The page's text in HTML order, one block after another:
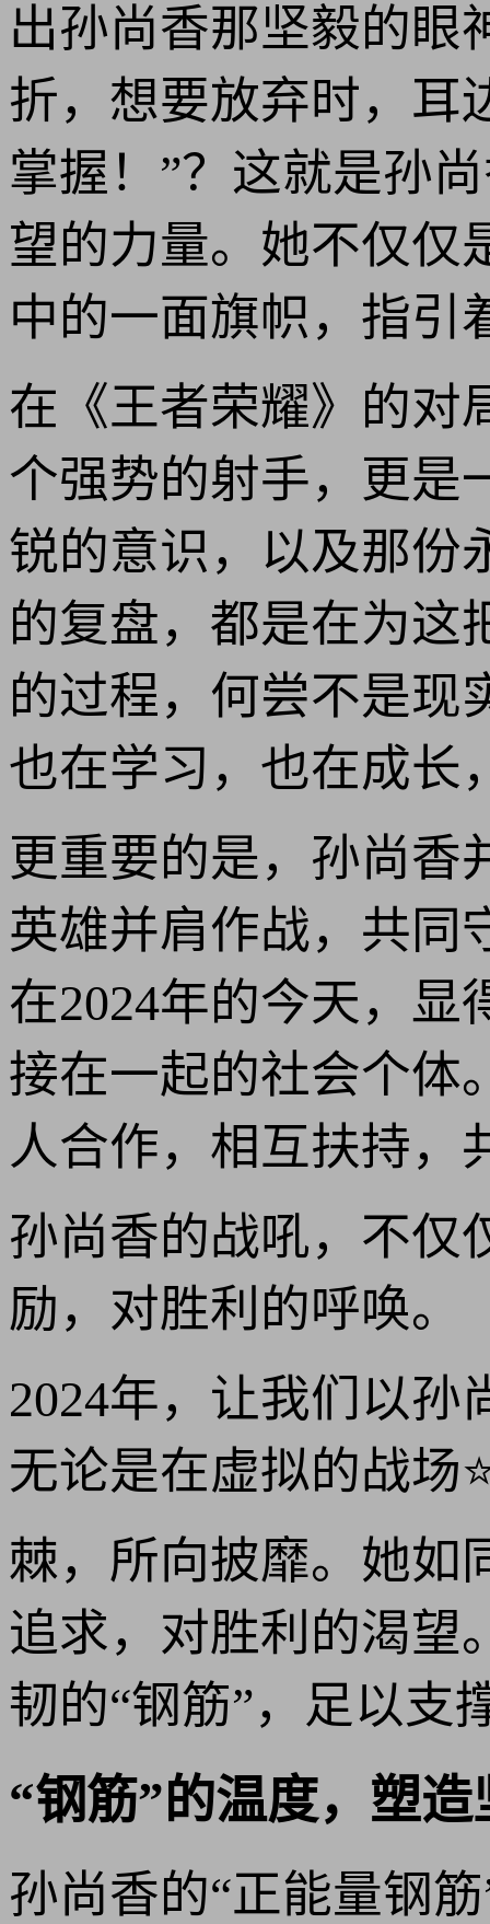
出孙尚香那坚毅的眼
折，想要放弃时，耳
掌握！”？这就是孙
望的力量。她不仅仅
中的一面旗帜，指引
在《王者荣耀》的对
个强势的射手，更是
锐的意识，以及那份
的复盘，都是在为这
的过程，何尝不是现
也在学习，也在成长
更重要的是，孙尚香
英雄并肩作战，共同
在2024年的今天，
接在一起的社会个体
人合作，相互扶持，
孙尚香的战吼，不仅
励，对胜利的呼唤。
2024年，让我们以孙
无论是在虚拟的战场
棘，所向披靡。她如
追求，对胜利的渴望
韧的“钢筋”，足以支
“钢筋”的温度，塑造
孙尚香的“正能量钢